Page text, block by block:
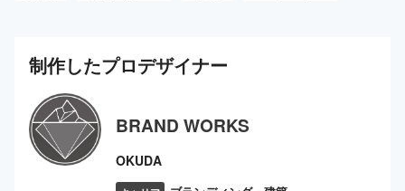
制作したプロデザイナー
BRAND WORKS
OKUDA